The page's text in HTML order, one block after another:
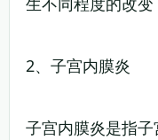
2、子宫内膜炎
子宫内膜炎是指